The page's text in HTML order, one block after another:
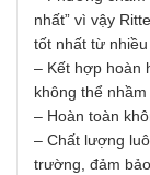
nhất” vì vậy
tốt nhất từ
– Kết hợp hoàn
không thể
– Hoàn toàn
– Chất lượng
trường, đảm